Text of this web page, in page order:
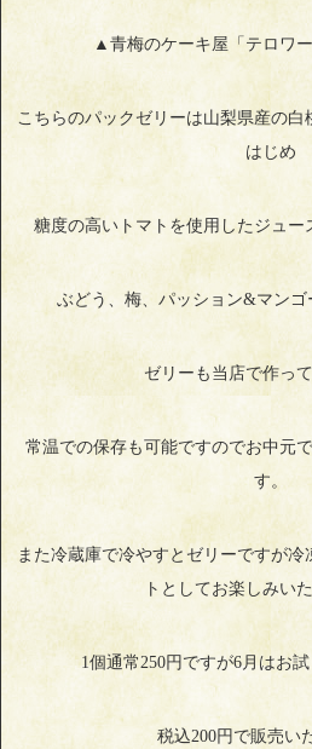
▲青梅のケーキ屋「テロワ
こちらのパックゼリーは山梨県産の
はじめ
糖度の高いトマトを使用したジュー
ぶどう、梅、パッション&マンゴ
ゼリーも当店で作っ
常温での保存も可能ですのでお中元
す。
また冷蔵庫で冷やすとゼリーですが
トとしてお楽しみい
1個通常250円ですが6月はお
税込200円で販売い